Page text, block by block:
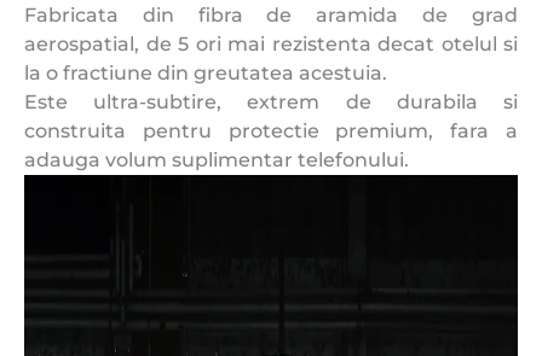
Fabricata din fibra de aramida de grad
aerospatial, de 5 ori mai rezistenta decat otelul si
la o fractiune din greutatea acestuia.
Este ultra-subtire, extrem de durabila si
construita pentru protectie premium, fara a
adauga volum suplimentar telefonului.